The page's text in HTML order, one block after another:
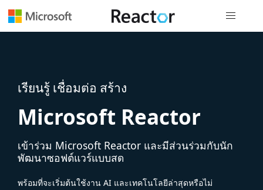
เรียนรู้ เชื่อมต่อ สร้าง
Microsoft Reactor
เข้าร่วม Microsoft Reactor และมีส่วนร่วมกับนัก
พัฒนาซอฟต์แวร์แบบสด
พร้อมที่จะเริ่มต้นใช้งาน AI และเทคโนโลยีล่าสุดหรือไม่